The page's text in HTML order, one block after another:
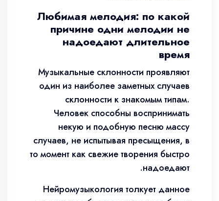
Любимая мелодия: по какой
причине одни мелодии не
надоедают длительное
время
Музыкальные склонности проявляют
один из наиболее заметных случаев
склонности к знакомым типам.
Человек способны воспринимать
некую и подобную песню массу
случаев, не испытывая пресыщения, в
то момент как свежие творения быстро
надоедают.
Нейромузыкология толкует данное